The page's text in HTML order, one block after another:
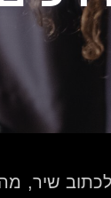
לכתוב שיר,